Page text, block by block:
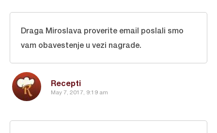
Recepti
May 7, 2017, 9:19 am
Draga Miroslava proverite email poslali smo
vam obavestenje u vezi nagrade.